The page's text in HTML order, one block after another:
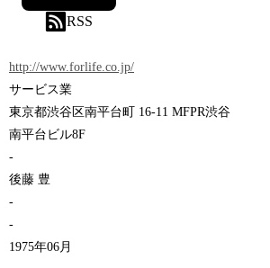
RSS
http://www.forlife.co.jp/
サービス業
東京都渋谷区南平台町 16-11 MFPR渋谷
南平台ビル8F
-
後藤 豊
-
-
1975年06月